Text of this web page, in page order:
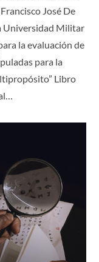
José De
Universidad Militar
la evaluación de
para la
Libro